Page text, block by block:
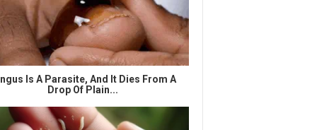
Is A Parasite, And It Dies From A
Drop Of Plain...